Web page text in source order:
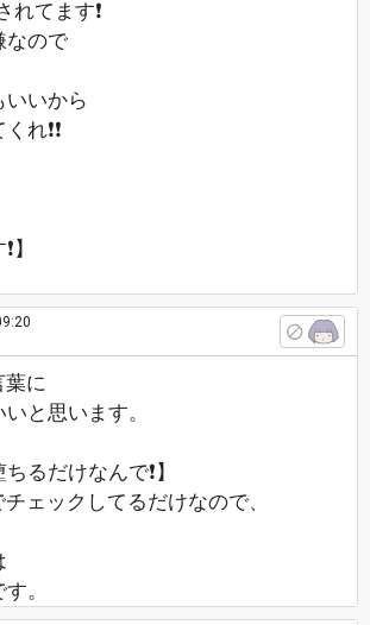
れてます❗
なので
いいから
れ❗❗
】
に
と思います。
るだけなんで❗】
ェックしてるだけなので、
。